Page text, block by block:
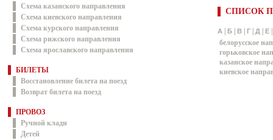
Схема казанского направления
Схема киевского направления
Схема курского направления
Схема рижского направления
Схема ярославского направления
БИЛЕТЫ
Восстановление билета на поезд
Возврат билета на поезд
ПРОВОЗ
Ручной клади
Детей
СПИСОК
А Б В Г Д Е
белорусское
горьковское
казанское
киевское